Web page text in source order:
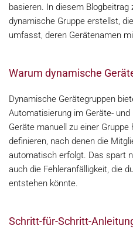
basieren. In diesem Blogbeitrag
dynamische Gruppe erstellst,
umfasst, deren Gerätenamen
Warum dynamische
Dynamische Gerätegruppen
Automatisierung im Geräte-
Geräte manuell zu einer
definieren, nach denen die
automatisch erfolgt. Das spart
auch die Fehleranfälligkeit, die
entstehen könnte.
Schritt-für-Schritt-